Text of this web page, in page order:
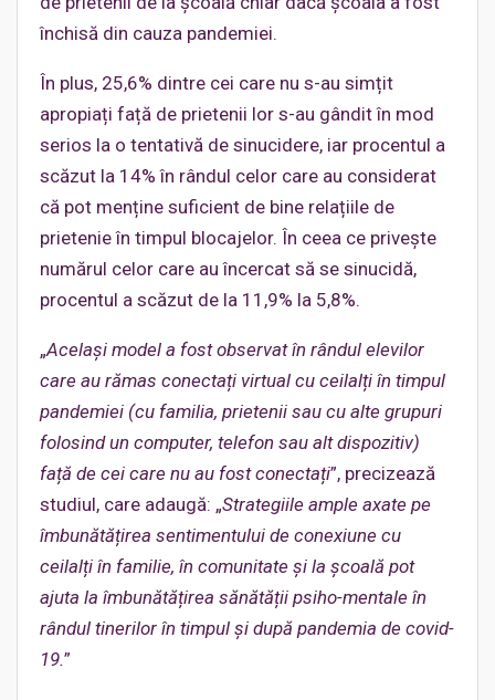
închisă din cauza pandemiei.
În plus, 25,6% dintre cei care nu s-au simțit
apropiați față de prietenii lor s-au gândit în mod
serios la o tentativă de sinucidere, iar procentul a
scăzut la 14% în rândul celor care au considerat
că pot menține suficient de bine relațiile de
prietenie în timpul blocajelor. În ceea ce privește
numărul celor care au încercat să se sinucidă,
procentul a scăzut de la 11,9% la 5,8%.
„Același model a fost observat în rândul elevilor
care au rămas conectați virtual cu ceilalți în timpul
pandemiei (cu familia, prietenii sau cu alte grupuri
folosind un computer, telefon sau alt dispozitiv)
față de cei care nu au fost conectați”, precizează
studiul, care adaugă: „Strategiile ample axate pe
îmbunătățirea sentimentului de conexiune cu
ceilalți în familie, în comunitate și la școală pot
ajuta la îmbunătățirea sănătății psiho-mentale în
rândul tinerilor în timpul și după pandemia de covid-
19.”